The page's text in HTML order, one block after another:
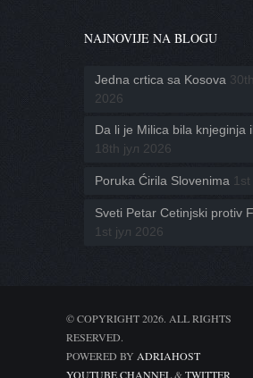
NAJNOVIJE NA BLOGU
Jedna crtica sa Kosova
2026
Da li je Milica bila knjeginja
18th јул 2026
Poruka Ćirila Slovenima 1st
Sveti Petar Cetinjski protiv
1st јул 2026
© COPYRIGHT 2026. ALL RIGHTS
POWERED BY ADRIAHOST
YOUTUBE CHANNEL& TWITTER